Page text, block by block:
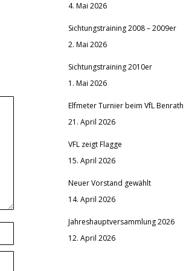
4. Mai 2026
Sichtungstraining 2008 – 2009er
2. Mai 2026
Sichtungstraining 2010er
1. Mai 2026
Elfmeter Turnier beim VfL Benrath
21. April 2026
VFL zeigt Flagge
15. April 2026
Neuer Vorstand gewählt
14. April 2026
Jahreshauptversammlung 2026
12. April 2026